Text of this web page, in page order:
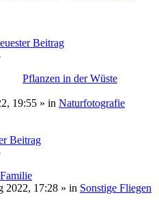
Beitrag
Pflanzen in der Wüste
19:55 » in Naturfotografie
Beitrag
2022, 17:28 » in Sonstige Fliegen